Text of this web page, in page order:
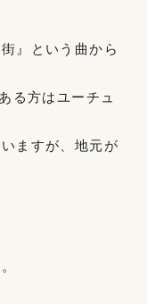
』という曲から
る方はユーチュ
ますが、地元が